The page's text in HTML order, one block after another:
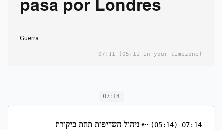
pasa por Londres
Guerra
07:11 (05:11 in your timezone)
07:14
07:14
(05:14)
⇠ניהול השריפות תחת ביקורת